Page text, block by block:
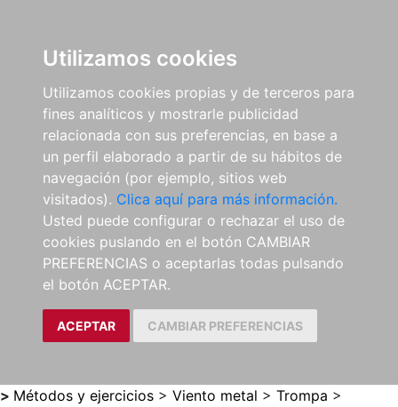
Utilizamos cookies
Utilizamos cookies propias y de terceros para
fines analíticos y mostrarle publicidad
relacionada con sus preferencias, en base a
un perfil elaborado a partir de su hábitos de
navegación (por ejemplo, sitios web
visitados). Clica aquí para más información.
Usted puede configurar o rechazar el uso de
cookies puslando en el botón CAMBIAR
PREFERENCIAS o aceptarlas todas pulsando
el botón ACEPTAR.
ACEPTAR CAMBIAR PREFERENCIAS
> Métodos y ejercicios > Viento metal > Trompa >